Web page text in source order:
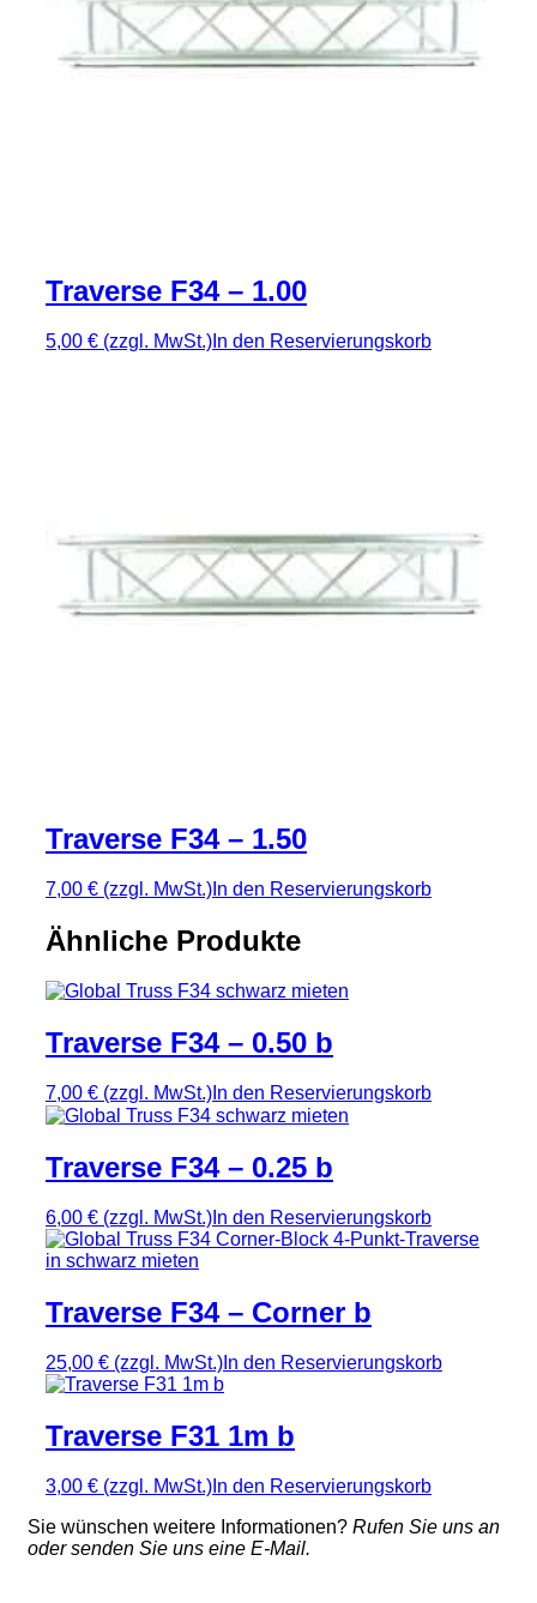
Traverse F34 – 1.00
5,00 € (zzgl. MwSt.) In den Reservierungskorb
Traverse F34 – 1.50
7,00 € (zzgl. MwSt.) In den Reservierungskorb
Ähnliche Produkte
Traverse F34 – 0.50 b
7,00 € (zzgl. MwSt.) In den Reservierungskorb
Traverse F34 – 0.25 b
6,00 € (zzgl. MwSt.) In den Reservierungskorb
Traverse F34 – Corner b
25,00 € (zzgl. MwSt.) In den Reservierungskorb
Traverse F31 1m b
3,00 € (zzgl. MwSt.) In den Reservierungskorb
Sie wünschen weitere Informationen? Rufen Sie uns an
oder senden Sie uns eine E-Mail.